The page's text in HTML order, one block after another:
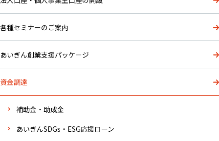
各種セミナーのご案内
あいぎん創業支援パッケージ
資金調達
補助金・助成金
あいぎんSDGs・ESG応援ローン